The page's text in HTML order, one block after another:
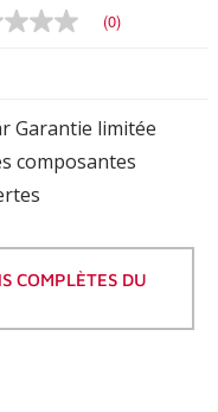
(0)
Garantie limitée
composantes
COMPLÈTES DU